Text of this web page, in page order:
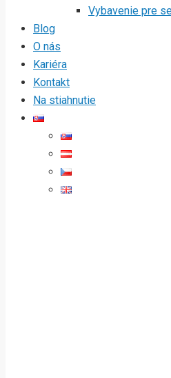
Vybavenie pre
Blog
O nás
Kariéra
Kontakt
Na stiahnutie